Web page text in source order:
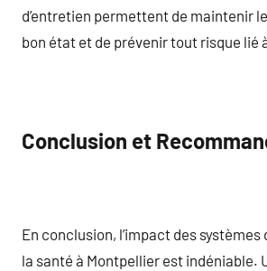
d’entretien permettent de maintenir
bon état et de prévenir tout risque lié
Conclusion et
En conclusion, l’impact des
la santé à Montpellier est indéniable.